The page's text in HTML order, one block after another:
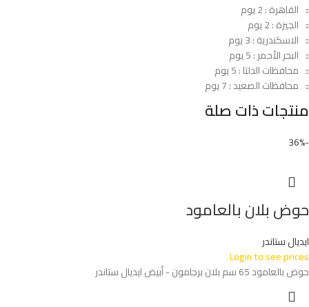
القاهرة : 2 يوم
الجيزة : 2 يوم
الاسكندرية : 3 يوم
البحر الأحمر : 5 يوم
محافظات الدلتا : 5 يوم
محافظات الصعيد : 7 يوم
منتجات ذات صلة
-36%
حوض بلان بالعامود
ايديال ستاندر
Login to see prices
حوض بالعامود 65 سم بلان برجامون - أبيض ايديال ستاندر